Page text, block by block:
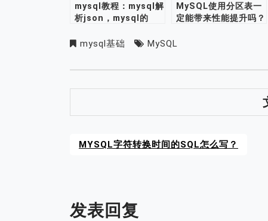
mysql教程：mysql解
析json，mysql的
理json数据
MySQL使用分区表一
定能带来性能提升吗？
mysql基础 MySQL
MYSQL字符转换时间的SQL怎么写？
发表回复